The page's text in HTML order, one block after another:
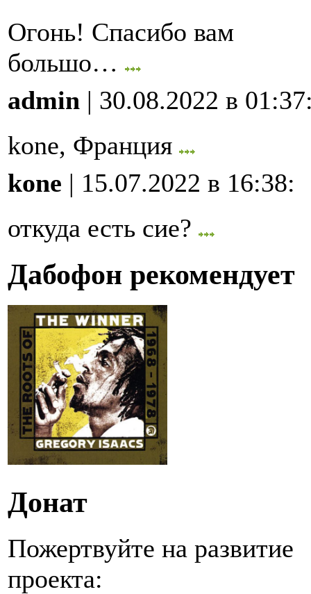
Огонь! Спасибо вам
большо…
admin | 30.08.2022 в 01:37
kone, Франция
kone | 15.07.2022 в 16:38:
откуда есть сие?
Дабофон рекомендует
Донат
Пожертвуйте на развитие
проекта: